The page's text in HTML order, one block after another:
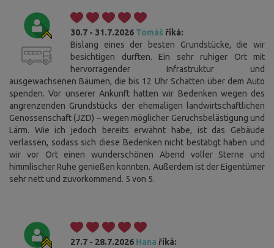
30.7 - 31.7.2026 Tomáš říká:
Bislang eines der besten Grundstücke, die wir
besichtigen durften. Ein sehr ruhiger Ort mit
hervorragender Infrastruktur und
ausgewachsenen Bäumen, die bis 12 Uhr Schatten über dem Auto
spenden. Vor unserer Ankunft hatten wir Bedenken wegen des
angrenzenden Grundstücks der ehemaligen landwirtschaftlichen
Genossenschaft (JZD) – wegen möglicher Geruchsbelästigung und
Lärm. Wie ich jedoch bereits erwähnt habe, ist das Gebäude
verlassen, sodass sich diese Bedenken nicht bestätigt haben und
wir vor Ort einen wunderschönen Abend voller Sterne und
himmlischer Ruhe genießen konnten. Außerdem ist der Eigentümer
sehr nett und zuvorkommend. 5 von 5.
27.7 - 28.7.2026 Hana říká: